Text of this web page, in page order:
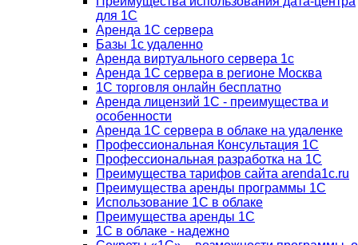
для 1С
Аренда 1С сервера
Базы 1с удаленно
Аренда виртуального сервера 1с
Аренда 1С сервера в регионе Москва
1С торговля онлайн бесплатно
Аренда лицензий 1С - преимущества и
особенности
Аренда 1С сервера в облаке на удаленке
Профессиональная Консультация 1С
Профессиональная разработка на 1С
Преимущества тарифов сайта arenda1c.ru
Преимущества аренды программы 1С
Использование 1С в облаке
Преимущества аренды 1С
1С в облаке - надежно